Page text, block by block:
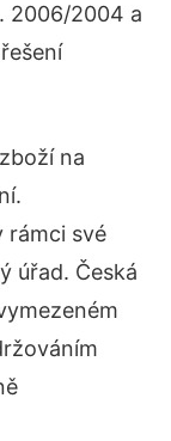
2006/2004 a
na
rámci své
úřad. Česká